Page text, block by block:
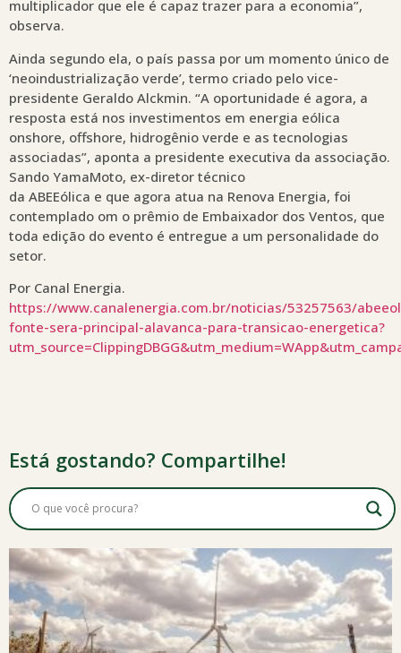
multiplicador que ele é capaz trazer para a economia”,
observa.
Ainda segundo ela, o país passa por um momento único de
‘neoindustrialização verde’, termo criado pelo vice-
presidente Geraldo Alckmin. “A oportunidade é agora, a
resposta está nos investimentos em energia eólica
onshore, offshore, hidrogênio verde e as tecnologias
associadas”, aponta a presidente executiva da associação.
Sando YamaMoto, ex-diretor técnico
da ABEEólica e que agora atua na Renova Energia, foi
contemplado om o prêmio de Embaixador dos Ventos, que
toda edição do evento é entregue a um personalidade do
setor.
Por Canal Energia.
https://www.canalenergia.com.br/noticias/53257563/
fonte-sera-principal-alavanca-para-transicao-energetica?
Está gostando? Compartilhe!